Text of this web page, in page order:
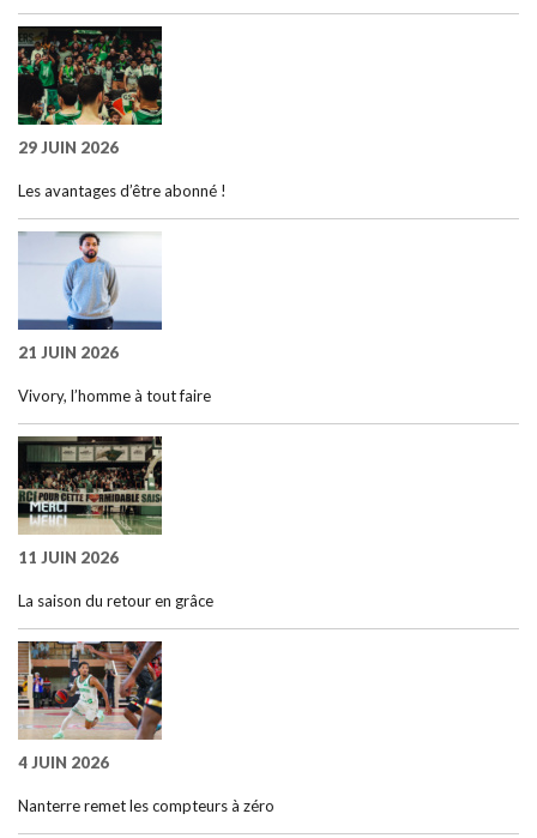
29 JUIN 2026
Les avantages d’être abonné !
21 JUIN 2026
Vivory, l’homme à tout faire
11 JUIN 2026
La saison du retour en grâce
4 JUIN 2026
Nanterre remet les compteurs à zéro